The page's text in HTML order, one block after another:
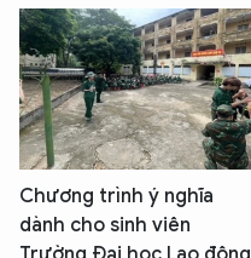
Chương trình ý nghĩa
dành cho sinh viên